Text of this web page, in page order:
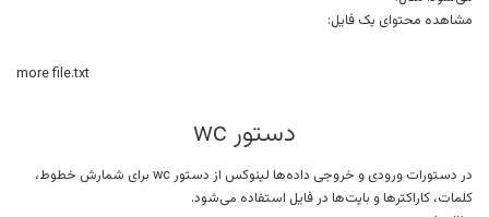
مشاهده محتوای یک فایل:
more file.txt
دستور wc
در دستورات ورودی و خروجی داده‌ها لینوکس از دستور wc برای شمارش خطوط،
کلمات، کاراکترها و بایت‌ها در فایل استفاده می‌شود.